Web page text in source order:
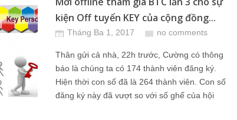
kiện Off tuyển KEY của cộng đồng...
Tháng Ba 1, 2017 no comments
Thân gửi cả nhà, 22h trước, Cường có thông
báo là chúng ta có 174 thành viên đăng ký.
Hiện thời con số đã là 264 thành viên. Con số
đăng ký này đã vượt so với số ghế của hội